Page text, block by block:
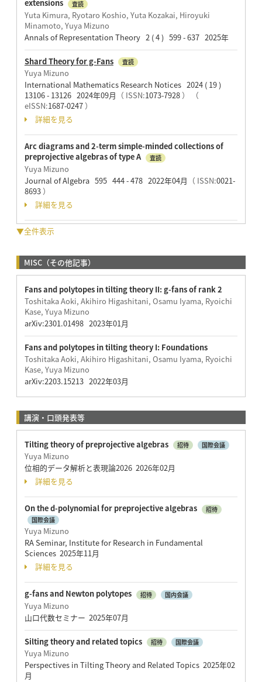
extensions 査読
Yuta Kimura, Ryotaro Koshio, Yuta Kozakai, Hiroyuki
Minamoto, Yuya Mizuno
Annals of Representation Theory 2 ( 4 ) 599 - 637 2025年
Shard Theory for g-Fans 査読
Yuya Mizuno
International Mathematics Research Notices 2024 ( 19 )
13106 - 13126 2024年09月 （ ISSN:1073-7928）
（
eISSN:1687-0247）
詳細を見る
Arc diagrams and 2-term simple-minded collections of
preprojective algebras of type A
査読
Yuya Mizuno
Journal of Algebra 595 444 - 478 2022年04月 （ ISSN:0021-
8693）
詳細を見る
▼全件表示
MISC（その他記事）
Fans and polytopes in tilting theory II: g-fans of rank 2
Toshitaka Aoki, Akihiro Higashitani, Osamu Iyama, Ryoichi
Kase, Yuya Mizuno
arXiv:2301.01498 2023年01月
Fans and polytopes in tilting theory I: Foundations
Toshitaka Aoki, Akihiro Higashitani, Osamu Iyama, Ryoichi
Kase, Yuya Mizuno
arXiv:2203.15213 2022年03月
講演・口頭発表等
Tilting theory of preprojective algebras 招待 国際会議
Yuya Mizuno
位相的データ解析と表現論2026 2026年02月
詳細を見る
On the d-polynomial for preprojective algebras
招待
国際会議
Yuya Mizuno
RA Seminar, Institute for Research in Fundamental
Sciences 2025年11月
詳細を見る
g-fans and Newton polytopes 招待 国内会議
Yuya Mizuno
山口代数セミナー 2025年07月
Silting theory and related topics 招待 国際会議
Yuya Mizuno
Perspectives in Tilting Theory and Related Topics 2025年02
月